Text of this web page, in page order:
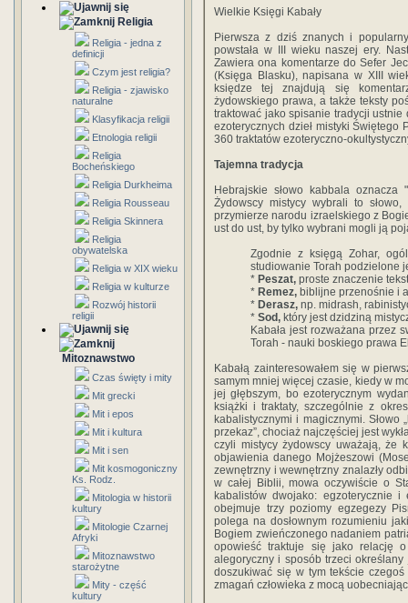
Religia
Religia - jedna z
definicji
Czym jest religia?
Religia - zjawisko
naturalne
Klasyfikacja religii
Etnologia religii
Religia
Bocheńskiego
Religia Durkheima
Religia Rousseau
Religia Skinnera
Religia
obywatelska
Religia w XIX wieku
Religia w kulturze
Rozwój historii
religii
Mitoznawstwo
Czas święty i mity
Mit grecki
Mit i epos
Mit i kultura
Mit i sen
Mit kosmogoniczny
Ks. Rodz.
Mitologia w historii
kultury
Mitologie Czarnej
Afryki
Mitoznawstwo
starożytne
Mity - część
kultury
Wielkie Księgi Kabały
Pierwsza z dziś znanych i
powstała w III wieku naszej ery.
Zawiera ona komentarze do Sefer
(Księga Blasku), napisana w XIII
księdze tej znajdują się
żydowskiego prawa, a także teksty
traktować jako spisanie tradycji
ezoterycznych dzieł mistyki Świętego
360 traktatów ezoteryczno-
Tajemna tradycja
Hebrajskie słowo kabbala oznacza
Żydowscy mistycy wybrali to
przymierze narodu izraelskiego z
ust do ust, by tylko wybrani mogli ją
Zgodnie z księgą Zohar,
studiowanie Torah podzielone
* Peszat, proste znaczenie
* Remez, biblijne przenośnie i
* Derasz, np. midrash,
* Sod, który jest dzidziną
Kabała jest rozważana przez
Torah - nauki boskiego prawa
Kabałą zainteresowałem się w
samym mniej więcej czasie, kiedy w
jej głębszym, bo ezoterycznym
książki i traktaty, szczególnie z
kabalistycznymi i magicznymi. Słowo
przekaz”, chociaż najczęściej jest
czyli mistycy żydowscy uważają, że
objawienia danego Mojżeszowi
zewnętrzny i wewnętrzny znalazły
w całej Biblii, mowa oczywiście o
kabalistów dwojako: egzoterycznie i
obejmuje trzy poziomy egzegezy
polega na dosłownym rozumieniu
Bogiem zwieńczonego nadaniem
opowieść traktuje się jako relację
alegoryczny i sposób trzeci
doszukiwać się w tym tekście
zmagań człowieka z mocą